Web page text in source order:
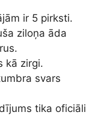
ir 5 pirksti.
ziloņa āda
kā zirgi.
svars
tika oficiāli